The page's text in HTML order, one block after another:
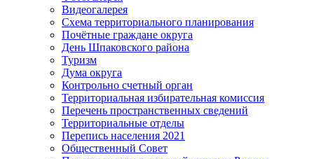
Видеогалерея
Схема территориального планирования
Почётные граждане округа
День Шпаковского района
Туризм
Дума округа
Контрольно счетный орган
Территориальная избирательная комиссия
Перечень пространственных сведений
Территориальные отделы
Перепись населения 2021
Общественный Совет